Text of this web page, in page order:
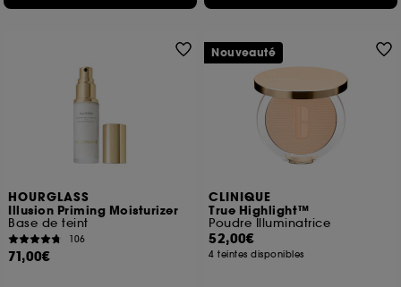
HOURGLASS
Illusion Priming Moisturizer
Base de teint
106
71,00€
CLINIQUE
True Highlight™
Poudre Illuminatrice
52,00€
4 teintes disponibles
Nouveauté